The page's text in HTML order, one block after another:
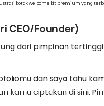
kotak welcome kit premium yang
CEO/Founder)
dari pimpinan
dan saya tahu
kamu ciptakan di sini.